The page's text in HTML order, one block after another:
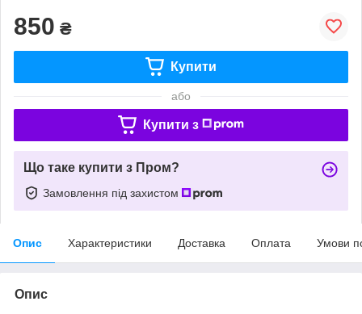
850 ₴
Купити
або
Купити з
Що таке купити з Пром?
Замовлення під захистом
Опис Характеристики Доставка Оплата Умови
Опис